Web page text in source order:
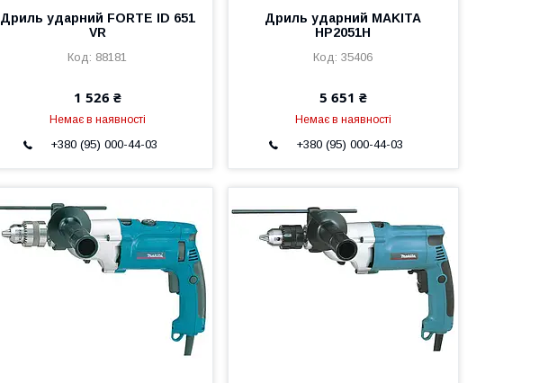
Дриль ударний FORTE ID 651
VR
88181
1 526 ₴
Немає в наявності
+380 (95) 000-44-03
Дриль ударний MAKITA
HP2051H
35406
5 651 ₴
Немає в наявності
+380 (95) 000-44-03